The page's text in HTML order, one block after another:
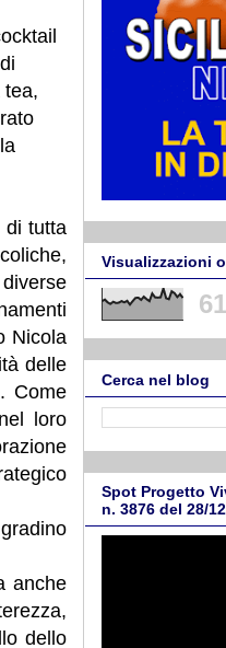
tea,
di tutta
Nicola
delle
Come
loro
anche
dello
Visualizzazioni
Cerca nel blog
Spot Progetto
n. 3876 del 28/